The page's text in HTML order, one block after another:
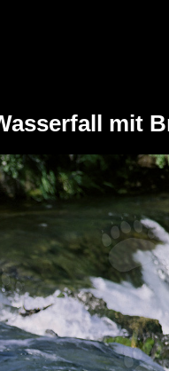
mit